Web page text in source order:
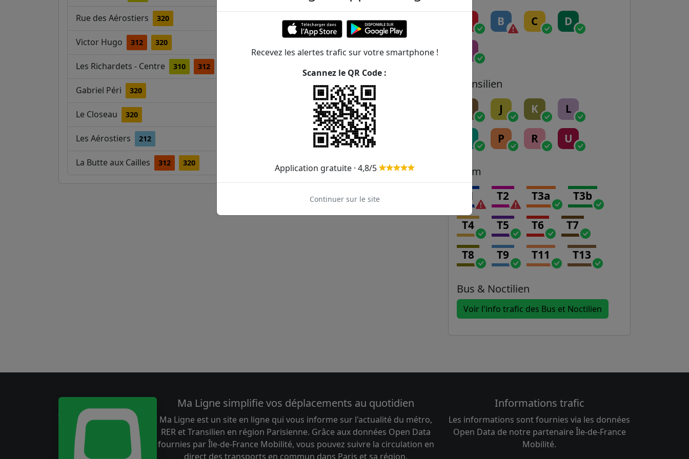
Rue des Aérostiers 320
Victor Hugo 312 320 542m
Les Richardets - Centre 310 312
Gabriel Péri 320
Le Closeau 320
Les Aérostiers 212
La Butte aux Cailles 312 320
B C D
Transilien
J K L
P R U
Tram
T1 T2 T3a T3b
T4 T5 T6 T7
T8 T9 T11 T13
Bus & Noctilien
Voir l'info trafic des Bus et Noctilien
Ma Ligne simplifie vos déplacements au quotidien
Ma Ligne est un site en ligne qui vous informe sur l'actualité du métro,
RER et Transilien en région Parisienne. Grâce aux données Open Data
fournies par Île-de-France Mobilité, vous pouvez suivre la circulation en
direct des transports en commun dans Paris et sa région.
Informations trafic
Les informations sont fournies via les données
Open Data de notre partenaire Île-de-France
Mobilité.
Recevez les alertes trafic sur votre smartphone !
Scannez le QR Code :
Application gratuite · 4,8/5
Continuer sur le site